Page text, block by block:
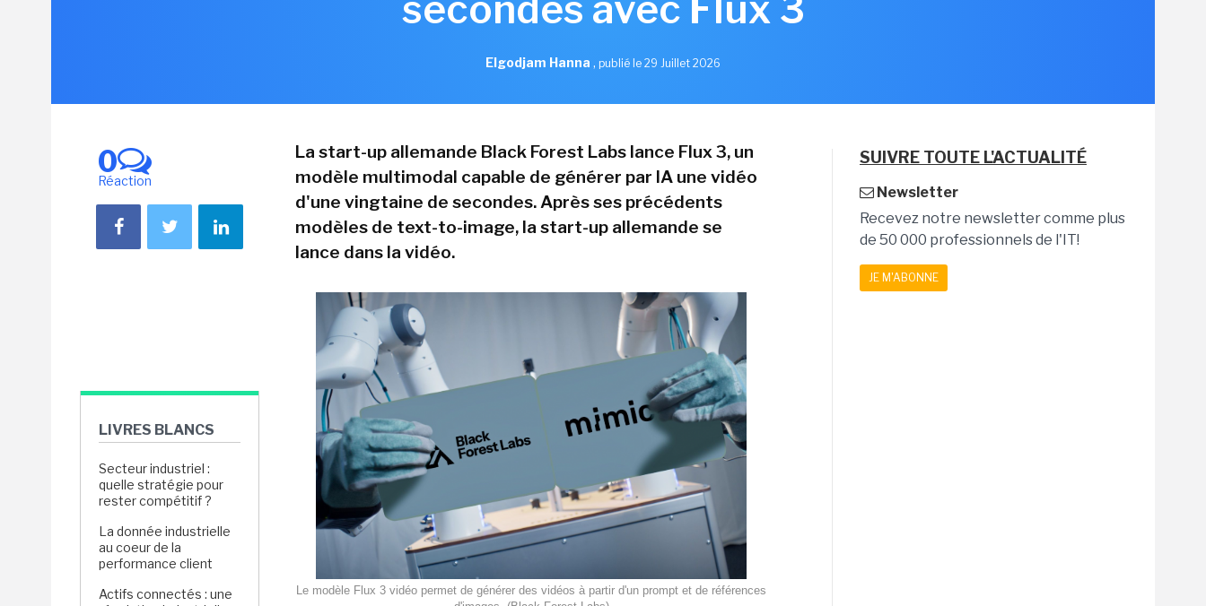
Elgodjam Hanna , publié le 29 Juillet 2026
0
Réaction
LIVRES BLANCS
Secteur industriel :
quelle stratégie pour
rester compétitif ?
La donnée industrielle
au coeur de la
performance client
Actifs connectés : une
La start-up allemande Black Forest Labs lance Flux 3, un
modèle multimodal capable de générer par IA une vidéo
d'une vingtaine de secondes. Après ses précédents
modèles de text-to-image, la start-up allemande se
lance dans la vidéo.
Le modèle Flux 3 vidéo permet de générer des vidéos à partir d'un prompt et de références
SUIVRE TOUTE L'ACTUALITÉ
Newsletter
Recevez notre newsletter comme plus
de 50 000 professionnels de l'IT!
JE M'ABONNE